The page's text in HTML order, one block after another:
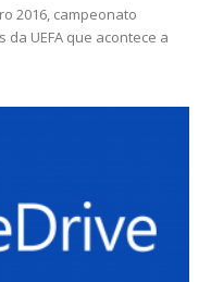
2016, campeonato
UEFA que acontece a